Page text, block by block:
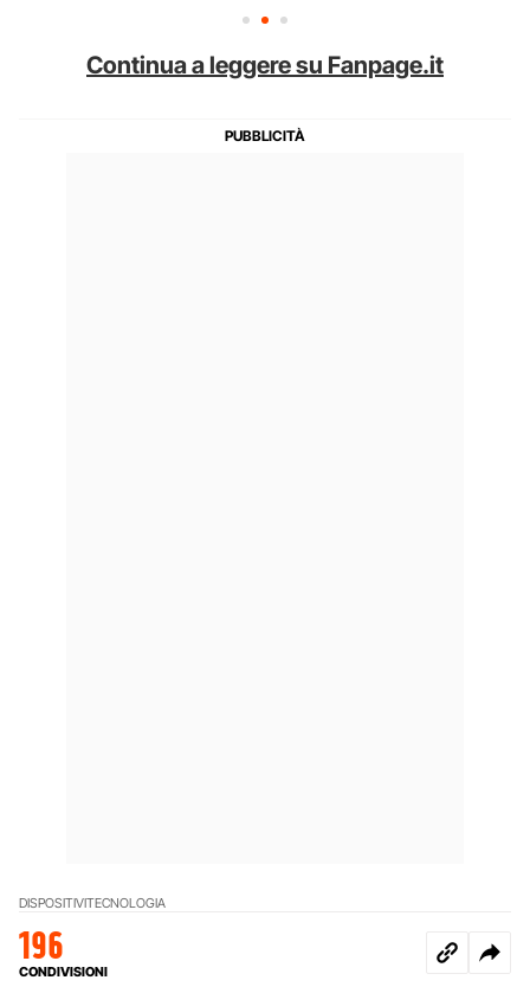
Continua a leggere su Fanpage.it
DISPOSITIVITECNOLOGIA
196
CONDIVISIONI